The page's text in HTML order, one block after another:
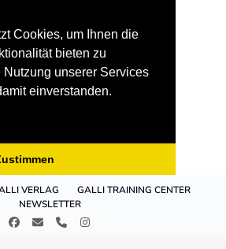
Cookies, um Ihnen die
bieten zu
Nutzung unserer Services
einverstanden.
VERLAG
GALLI TRAINING CENTER
NEWSLETTER
Facebook
E- TelefonInstagram